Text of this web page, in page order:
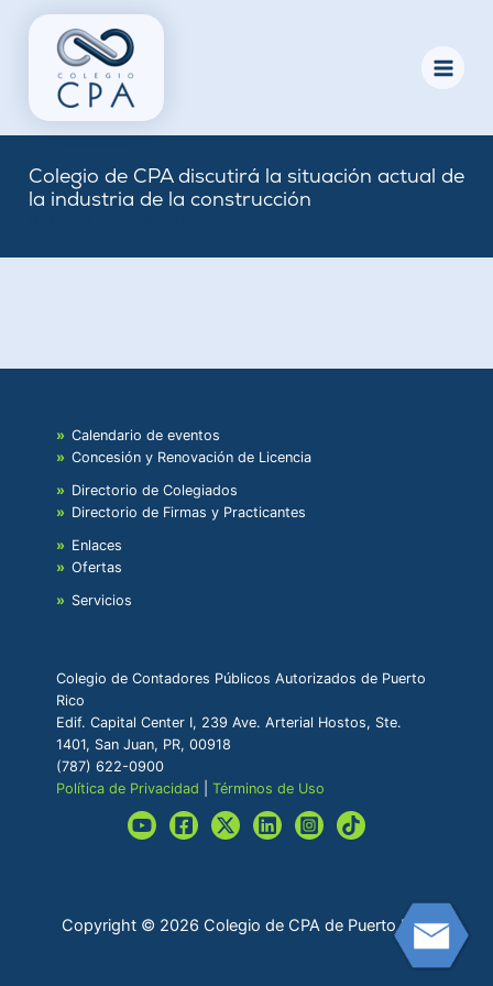
Colegio de CPA discutirá la situación actual de
la industria de la construcción
Calendario de eventos
Concesión y Renovación de Licencia
Directorio de Colegiados
Directorio de Firmas y Practicantes
Enlaces
Ofertas
Servicios
Colegio de Contadores Públicos Autorizados de Puerto
Rico
Edif. Capital Center I, 239 Ave. Arterial Hostos, Ste.
1401, San Juan, PR, 00918
(787) 622-0900
Política de Privacidad |Términos de Uso
Copyright © 2026 Colegio de CPA de Puerto Rico